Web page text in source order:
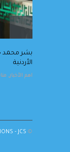
بشر محمد
الأردنية
اهم الأخبار,
© Designed by
- JCS